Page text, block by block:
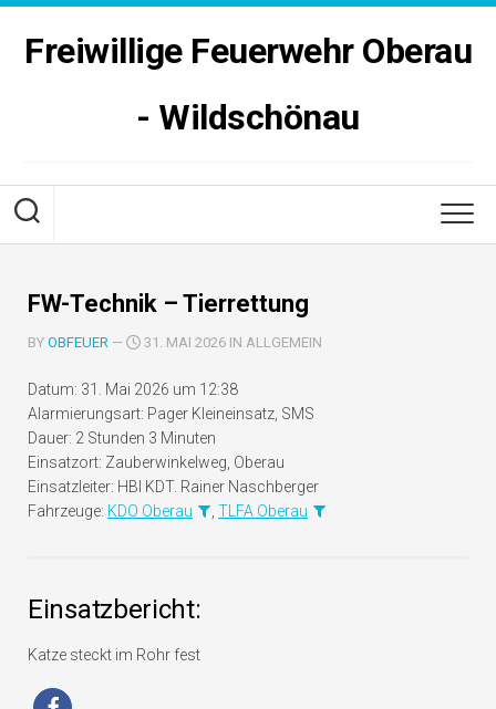
Skip
contentFreiwillige Feuerwehr Oberau
- Wildschönau
FW-Technik – Tierrettung
BY OBFEUER — 31. MAI 2026 IN ALLGEMEIN
Datum: 31. Mai 2026 um 12:38
Alarmierungsart: Pager Kleineinsatz, SMS
Dauer: 2 Stunden 3 Minuten
Einsatzort: Zauberwinkelweg, Oberau
Einsatzleiter: HBI KDT. Rainer Naschberger
Fahrzeuge: KDO Oberau TLFA Oberau
Einsatzbericht:
Katze steckt im Rohr fest